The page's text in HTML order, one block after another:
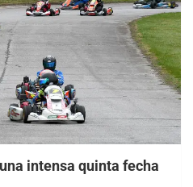
intensa quinta fecha